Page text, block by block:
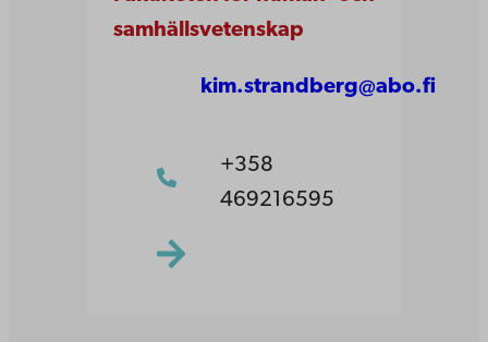
samhällsvetenskap
kim.strandberg@abo.fi
+358
469216595